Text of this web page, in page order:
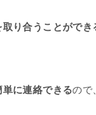
り合うことができ
に連絡できるので